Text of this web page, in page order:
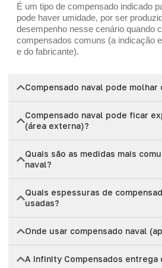
É um tipo de compensado indicado
pode haver umidade, por ser
desempenho nesse cenário quando
compensados comuns (a indicação
e do fabricante).
Compensado naval pode molhar
Compensado naval pode ficar
(área externa)?
Quais são as medidas mais
naval?
Quais espessuras de
usadas?
Onde usar compensado naval
A Infinity Compensados entrega